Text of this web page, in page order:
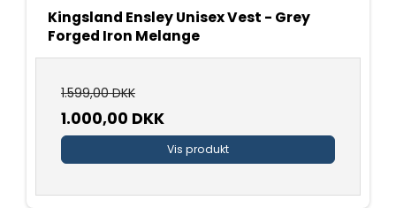
Kingsland Ensley Unisex Vest - Grey
Forged Iron Melange
1.599,00 DKK
1.000,00 DKK
Vis produkt